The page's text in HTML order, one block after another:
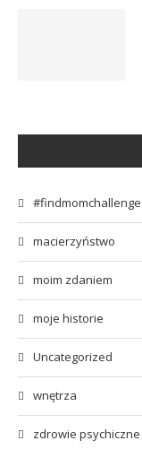
#findmomchallenge
macierzyństwo
moim zdaniem
moje historie
Uncategorized
wnętrza
zdrowie psychiczne